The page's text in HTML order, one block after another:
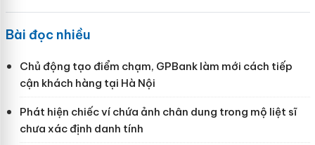
Bài đọc nhiều
Chủ động tạo điểm chạm, GPBank làm mới cách tiếp
cận khách hàng tại Hà Nội
Phát hiện chiếc ví chứa ảnh chân dung trong mộ liệt sĩ
chưa xác định danh tính